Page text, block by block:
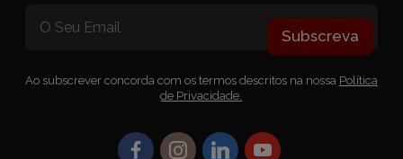
Subscreva
Ao subscrever concorda com os termos descritos na nossa Política
de Privacidade.